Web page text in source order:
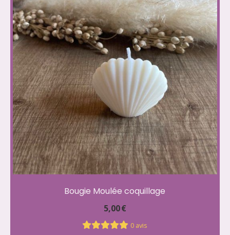
Bougie Moulée coquillage
5,00€
0 avis